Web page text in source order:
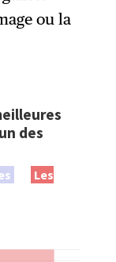
ou la